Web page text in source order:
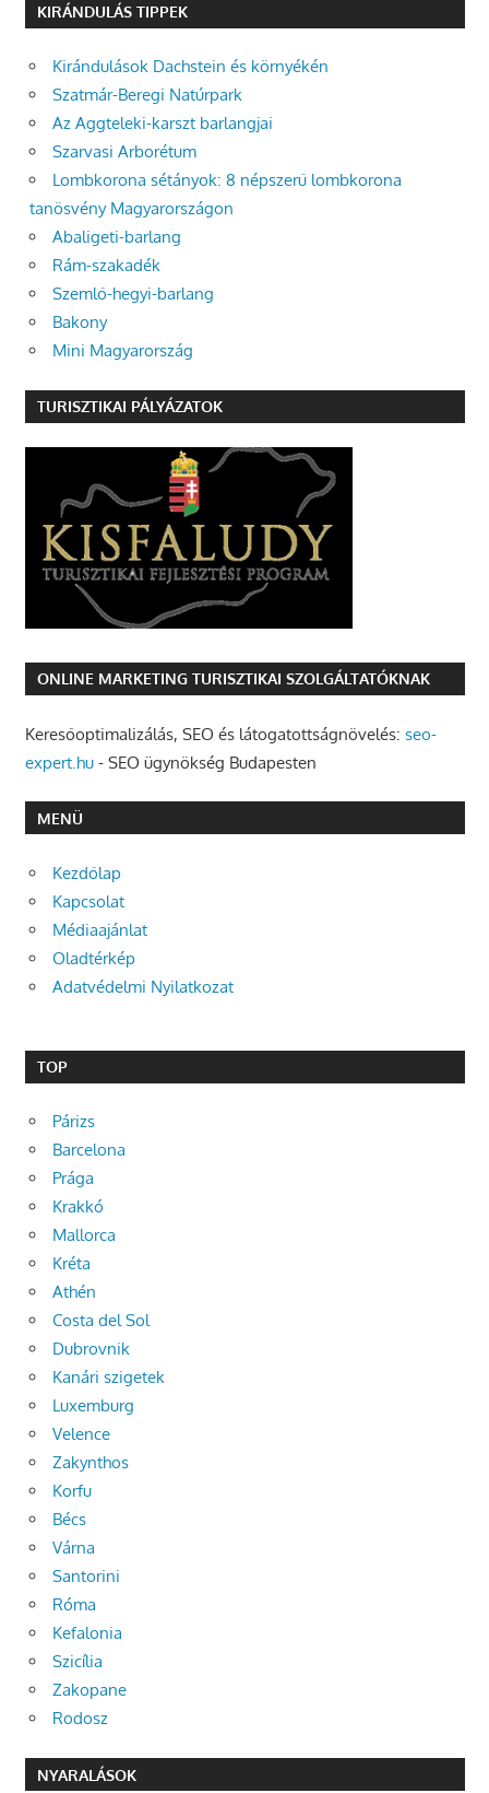
KIRÁNDULÁS TIPPEK
Kirándulások Dachstein és környékén
Szatmár-Beregi Natúrpark
Az Aggteleki-karszt barlangjai
Szarvasi Arborétum
Lombkorona sétányok: 8 népszerű lombkorona
tanösvény Magyarországon
Abaligeti-barlang
Rám-szakadék
Szemlő-hegyi-barlang
Bakony
Mini Magyarország
TURISZTIKAI PÁLYÁZATOK
ONLINE MARKETING TURISZTIKAI SZOLGÁLTATÓKNAK
Keresőoptimalizálás, SEO és látogatottságnövelés: seo-
expert.hu- SEO ügynökség Budapesten
MENÜ
Kezdőlap
Kapcsolat
Médiaajánlat
Oladtérkép
Adatvédelmi Nyilatkozat
TOP
Párizs
Barcelona
Prága
Krakkó
Mallorca
Kréta
Athén
Costa del Sol
Dubrovnik
Kanári szigetek
Luxemburg
Velence
Zakynthos
Korfu
Bécs
Várna
Santorini
Róma
Kefalonia
Szicília
Zakopane
Rodosz
NYARALÁSOK